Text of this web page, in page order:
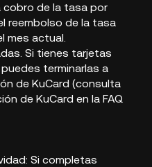
cobro de la tasa por
reembolso de la tasa
mes actual.
Si tienes tarjetas
terminarlas a
de KuCard (consulta
de KuCard en la FAQ
Si completas